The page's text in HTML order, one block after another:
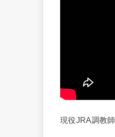
現役JRA調教